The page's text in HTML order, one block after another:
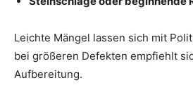
Leichte Mängel lassen sich mit
bei größeren Defekten empfiehlt
Aufbereitung.